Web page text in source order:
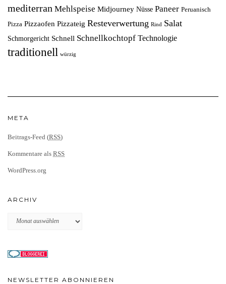
mediterran Mehlspeise Midjourney Nüsse Paneer Peruanisch
Pizza Pizzaofen Pizzateig Resteverwertung Rind Salat
Schmorgericht Schnell Schnellkochtopf Technologie
traditionell würzig
META
Beitrags-Feed (RSS)
Kommentare als RSS
WordPress.org
ARCHIV
Archiv
NEWSLETTER ABONNIEREN